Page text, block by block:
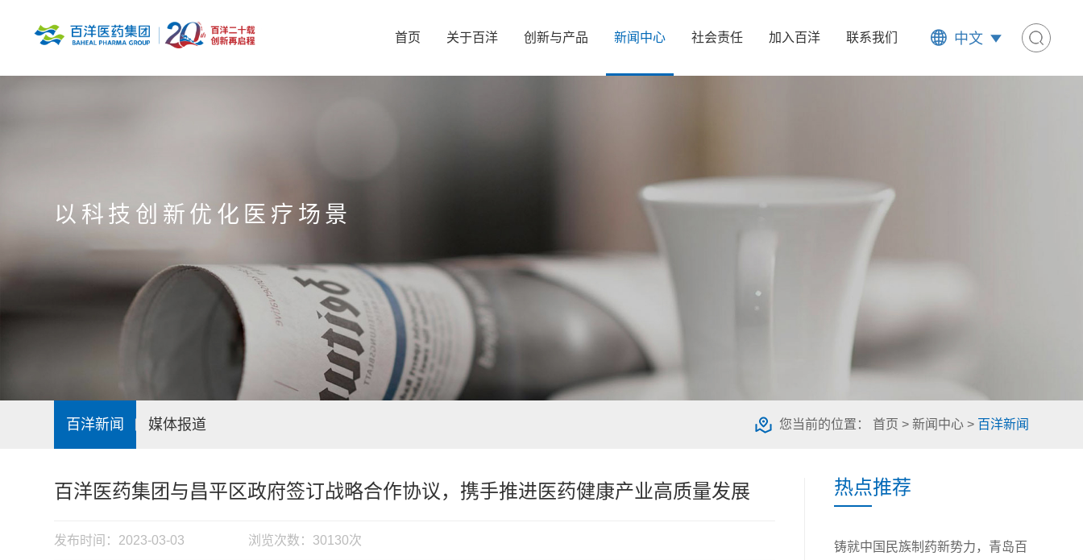
中文
首页 关于百洋 创新与产品 新闻中心 社会责任 加入百洋 联系我们
以科技创新优化医疗场景
百洋新闻 媒体报道 您当前的位置： 首页 > 新闻中心> 百洋新闻
百洋医药集团与昌平区政府签订战略合作协议，携手推进医药健康产业高质量发展
发布时间：2023-03-03 浏览次数：30130次
热点推荐
铸就中国民族制药新势力，青岛百